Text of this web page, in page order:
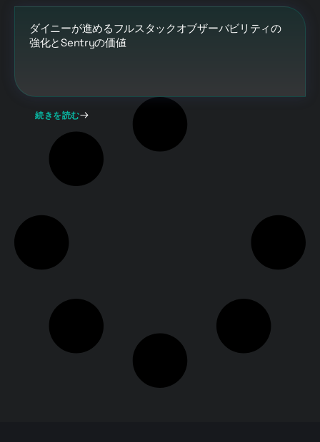
ダイニーが進めるフルスタックオブザーバビリティの
強化とSentryの価値
続きを読む